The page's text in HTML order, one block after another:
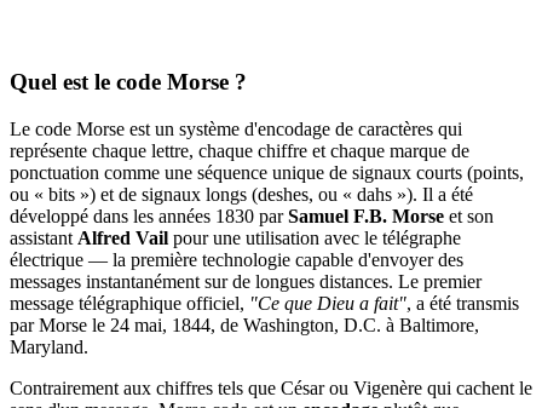
Quel est le code Morse ?
Le code Morse est un système d'encodage de caractères qui
représente chaque lettre, chaque chiffre et chaque marque de
ponctuation comme une séquence unique de signaux courts (points,
ou « bits ») et de signaux longs (deshes, ou « dahs »). Il a été
développé dans les années 1830 parSamuel F.B. Morse et son
assistant Alfred Vail pour une utilisation avec le télégraphe
électrique — la première technologie capable d'envoyer des
messages instantanément sur de longues distances. Le premier
message télégraphique officiel, "Ce que Dieu a fait", a été transmis
par Morse le 24 mai, 1844, de Washington, D.C. à Baltimore,
Maryland.
Contrairement aux chiffres tels que César ou Vigenère qui cachent le